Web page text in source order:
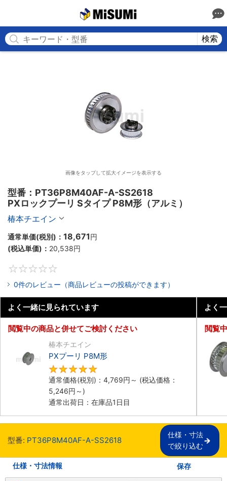
検索
画像をタップして拡大イメージを表示する
型番：PT36P8M40AF-A-SS2618
PXロックプーリ Sタイプ P8M形（アルミ）
椿本チエイン
通常単価(税別)： 18,671円
(税込単価)： 20,538円
0件のレビュー（商品レビューの投稿ができます）
よく一緒に見られています
閲覧中の商品と併せてご検討ください
椿本チエイン
PXプーリ P8M形
通常価格(税別)： 4,769円 ～ (税込価格：
5,246円 ～)
通常出荷日：在庫品1日目
よく
閲覧
型番: PT36P8M40AF-A-SS2618
仕様・寸法
で絞り込む
仕様・寸法情報 保存